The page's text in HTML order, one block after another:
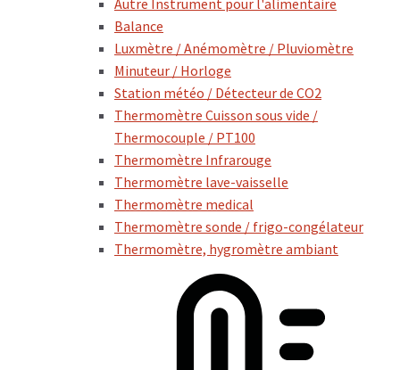
Autre Instrument pour l'alimentaire
Balance
Luxmètre / Anémomètre / Pluviomètre
Minuteur / Horloge
Station météo / Détecteur de CO2
Thermomètre Cuisson sous vide /
Thermocouple / PT100
Thermomètre Infrarouge
Thermomètre lave-vaisselle
Thermomètre medical
Thermomètre sonde / frigo-congélateur
Thermomètre, hygromètre ambiant